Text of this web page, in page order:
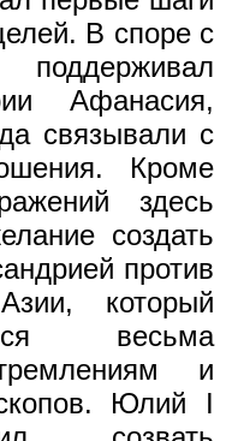
В споре с
Афанасия,
связывали с
Кроме
здесь
создать
против
который
весьма
и
Юлий I